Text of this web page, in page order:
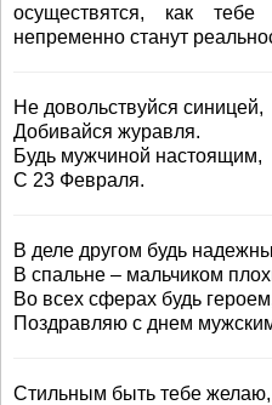
осуществятся, как
непременно станут
Не довольствуйся синицей,
Добивайся журавля.
Будь мужчиной настоящим,
С 23 Февраля.
В деле другом будь
В спальне – мальчиком
Во всех сферах будь
Поздравляю с днем
Стильным быть тебе желаю,